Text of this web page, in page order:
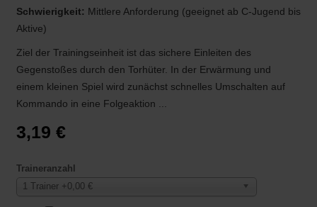
Schwierigkeit: Mittlere Anforderung (geeignet ab C-Jugend bis
Aktive)
Ziel der Trainingseinheit ist das sichere Einleiten des
Gegenstoßes durch den Torhüter. In der Erwärmung und
einem kleinen Spiel wird zunächst schnelles Umschalten auf
Kommando in eine Folgeaktion ...
3,19 €
Traineranzahl
1 Trainer +0,00 €